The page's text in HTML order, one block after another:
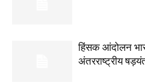
हिंसक आंदोलन
अंतरराष्ट्रीय